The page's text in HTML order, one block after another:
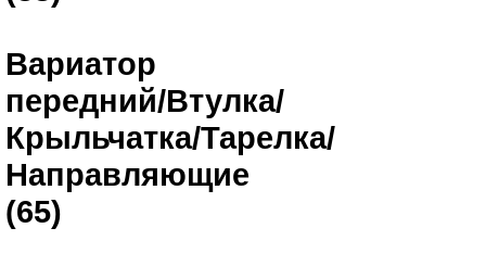
Вариатор
передний/Втулка/
Крыльчатка/Тарелка/
Направляющие
(65)